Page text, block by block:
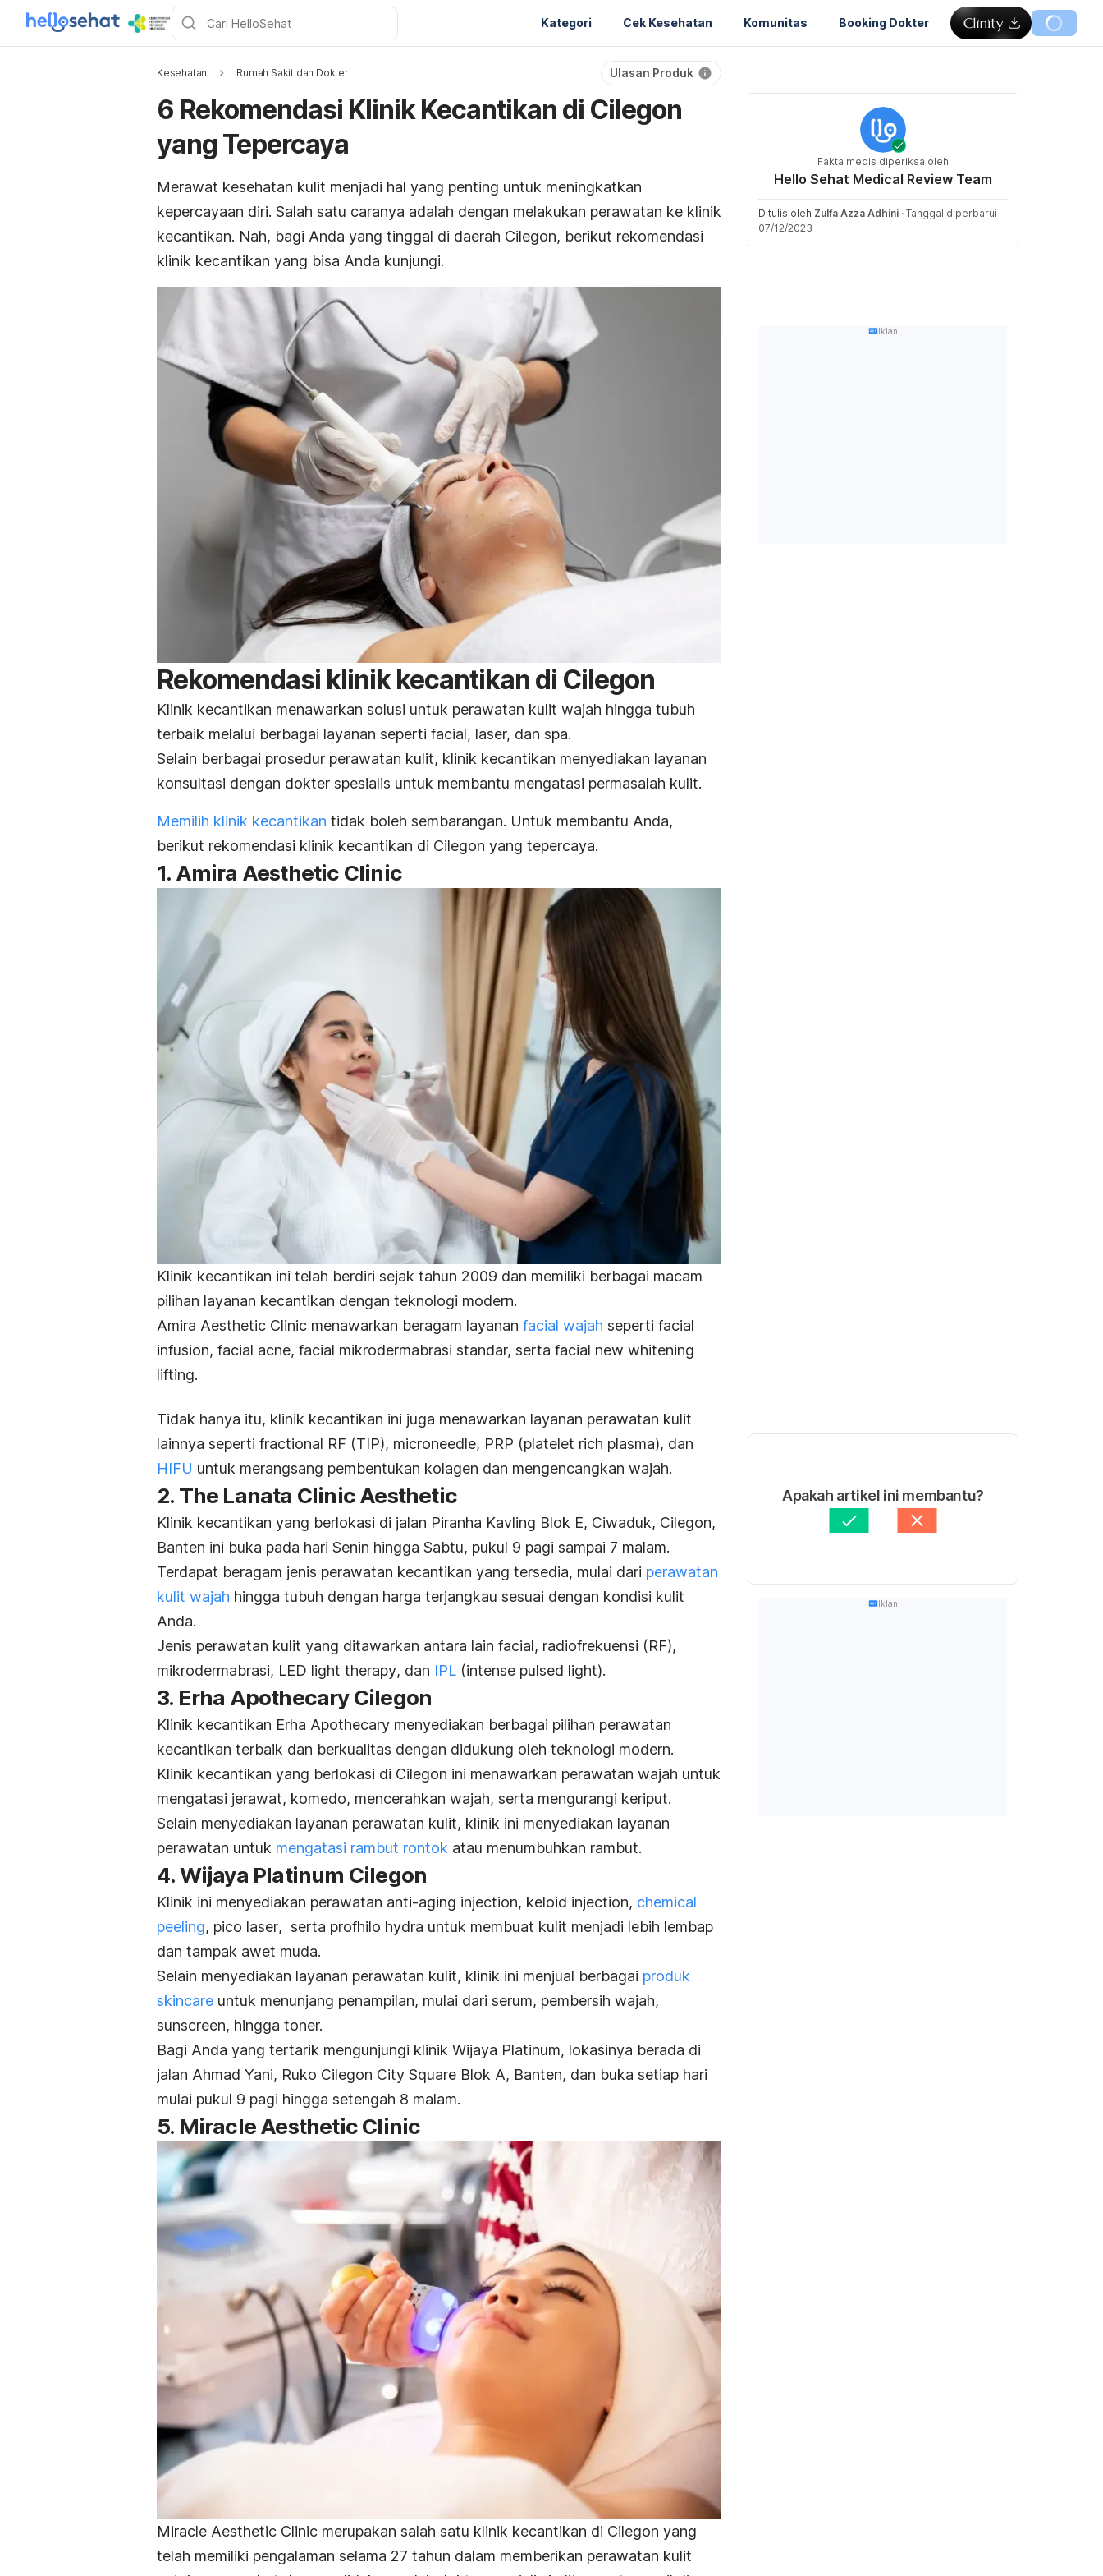
Kategori Cek Kesehatan Komunitas Booking Dokter
Kesehatan Rumah Sakit dan Dokter Ulasan Produk
6 Rekomendasi Klinik Kecantikan di Cilegon
yang Tepercaya
Merawat kesehatan kulit menjadi hal yang penting untuk meningkatkan
kepercayaan diri. Salah satu caranya adalah dengan melakukan perawatan ke klinik
kecantikan. Nah, bagi Anda yang tinggal di daerah Cilegon, berikut rekomendasi
klinik kecantikan yang bisa Anda kunjungi.
Rekomendasi klinik kecantikan di Cilegon
Klinik kecantikan menawarkan solusi untuk perawatan kulit wajah hingga tubuh
terbaik melalui berbagai layanan seperti facial, laser, dan spa.
Selain berbagai prosedur perawatan kulit, klinik kecantikan menyediakan layanan
konsultasi dengan dokter spesialis untuk membantu mengatasi permasalah kulit.
Memilih klinik kecantikan tidak boleh sembarangan. Untuk membantu Anda,
berikut rekomendasi klinik kecantikan di Cilegon yang tepercaya.
1. Amira Aesthetic Clinic
Klinik kecantikan ini telah berdiri sejak tahun 2009 dan memiliki berbagai macam
pilihan layanan kecantikan dengan teknologi modern.
Amira Aesthetic Clinic menawarkan beragam layanan facial wajah seperti facial
infusion, facial acne, facial mikrodermabrasi standar, serta facial new whitening
lifting.
Tidak hanya itu, klinik kecantikan ini juga menawarkan layanan perawatan kulit
lainnya seperti fractional RF (TIP), microneedle, PRP (platelet rich plasma), dan
HIFU untuk merangsang pembentukan kolagen dan mengencangkan wajah.
2. The Lanata Clinic Aesthetic
Klinik kecantikan yang berlokasi di jalan Piranha Kavling Blok E, Ciwaduk, Cilegon,
Banten ini buka pada hari Senin hingga Sabtu, pukul 9 pagi sampai 7 malam.
Terdapat beragam jenis perawatan kecantikan yang tersedia, mulai dari perawatan
kulit wajah hingga tubuh dengan harga terjangkau sesuai dengan kondisi kulit
Anda.
Jenis perawatan kulit yang ditawarkan antara lain facial, radiofrekuensi (RF),
mikrodermabrasi, LED light therapy, dan IPL (intense pulsed light).
3. Erha Apothecary Cilegon
Klinik kecantikan Erha Apothecary menyediakan berbagai pilihan perawatan
kecantikan terbaik dan berkualitas dengan didukung oleh teknologi modern.
Klinik kecantikan yang berlokasi di Cilegon ini menawarkan perawatan wajah untuk
mengatasi jerawat, komedo, mencerahkan wajah, serta mengurangi keriput.
Selain menyediakan layanan perawatan kulit, klinik ini menyediakan layanan
perawatan untuk mengatasi rambut rontok atau menumbuhkan rambut.
4. Wijaya Platinum Cilegon
Klinik ini menyediakan perawatan anti-aging injection, keloid injection, chemical
peeling, pico laser, serta profhilo hydra untuk membuat kulit menjadi lebih lembap
dan tampak awet muda.
Selain menyediakan layanan perawatan kulit, klinik ini menjual berbagai produk
skincare untuk menunjang penampilan, mulai dari serum, pembersih wajah,
sunscreen, hingga toner.
Bagi Anda yang tertarik mengunjungi klinik Wijaya Platinum, lokasinya berada di
jalan Ahmad Yani, Ruko Cilegon City Square Blok A, Banten, dan buka setiap hari
mulai pukul 9 pagi hingga setengah 8 malam.
5. Miracle Aesthetic Clinic
Miracle Aesthetic Clinic merupakan salah satu klinik kecantikan di Cilegon yang
telah memiliki pengalaman selama 27 tahun dalam memberikan perawatan kulit
Fakta medis diperiksa oleh
Hello Sehat Medical Review Team
Ditulis oleh Zulfa Azza Adhini · Tanggal diperbarui
07/12/2023
Iklan
Apakah artikel ini membantu?
Iklan